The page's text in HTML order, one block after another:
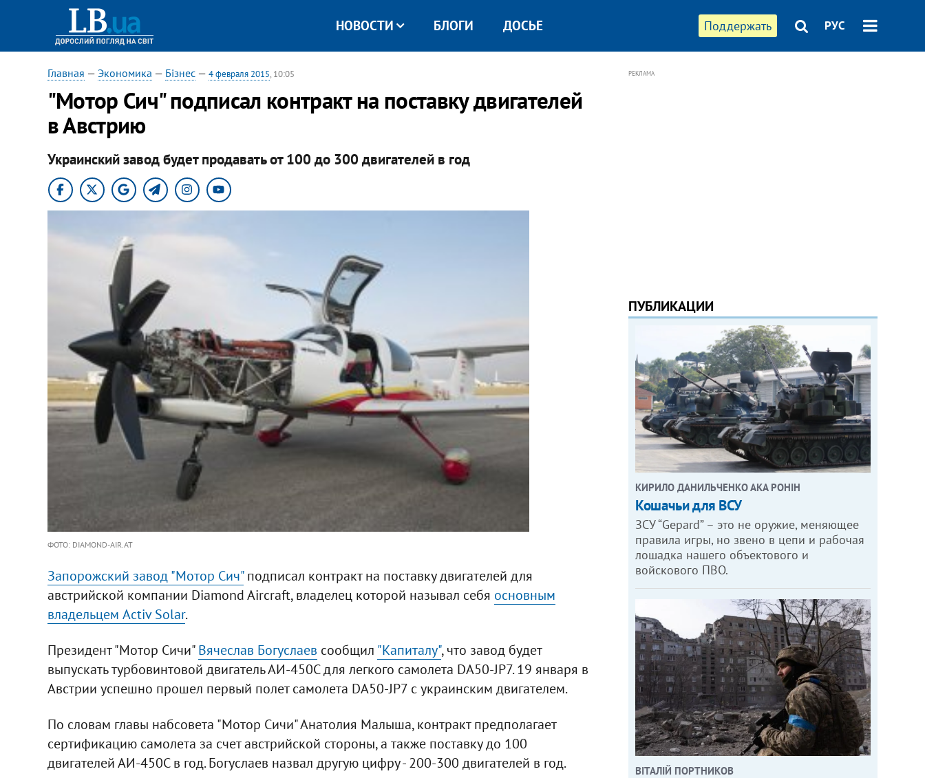
Поддержать РУС
НОВОСТИ БЛОГИ ДОСЬЕ
Главная — Экономика — Бізнес— 4 февраля 2015, 10:05
"Мотор Сич" подписал контракт на поставку двигателей
в Австрию
Украинский завод будет продавать от 100 до 300 двигателей в год
ФОТО: DIAMOND-AIR.AT
Запорожский завод "Мотор Сич"подписал контракт на поставку двигателей для
австрийской компании Diamond Aircraft, владелец которой называл себя основным
владельцем Activ Solar.
Президент "Мотор Сичи"Вячеслав Богуслаев сообщил "Капиталу", что завод будет
выпускать турбовинтовой двигатель АИ-450С для легкого самолета DA50-JP7. 19 января в
Австрии успешно прошел первый полет самолета DA50-JP7 с украинским двигателем.
По словам главы набсовета "Мотор Сичи" Анатолия Малыша, контракт предполагает
сертификацию самолета за счет австрийской стороны, а также поставку до 100
двигателей АИ-450С в год. Богуслаев назвал другую цифру - 200-300 двигателей в год.
РЕКЛАМА
ПУБЛИКАЦИИ
КИРИЛО ДАНИЛЬЧЕНКО АКА РОНІН
Кошачьи для ВСУ
ЗСУ “Gepard” – это не оружие, меняющее
правила игры, но звено в цепи и рабочая
лошадка нашего объектового и
войскового ПВО.
ВІТАЛІЙ ПОРТНИКОВ